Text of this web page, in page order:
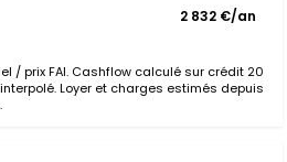
2 832 €/an
/ prix FAI. Cashflow calculé sur crédit 20
Loyer et charges estimés depuis